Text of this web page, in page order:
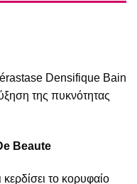
Densifique Bain
της πυκνότητας
Beaute
το κορυφαίο